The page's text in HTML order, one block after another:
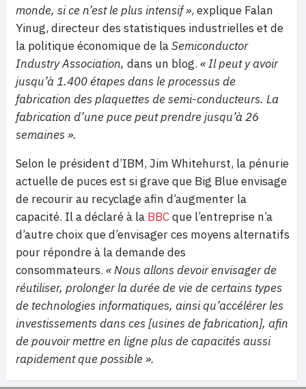
monde, si ce n’est le plus intensif », explique Falan
Yinug, directeur des statistiques industrielles et de
la politique économique de laSemiconductor
Industry Association, dans un blog. « Il peut y avoir
jusqu’à 1.400 étapes dans le processus de
fabrication des plaquettes de semi-conducteurs. La
fabrication d’une puce peut prendre jusqu’à 26
semaines ».
Selon le président d’IBM, Jim Whitehurst, la pénurie
actuelle de puces est si grave que Big Blue envisage
de recourir au recyclage afin d’augmenter la
capacité. Il a déclaré à la BBCque l’entreprise n’a
d’autre choix que d’envisager ces moyens alternatifs
pour répondre à la demande des
consommateurs. « Nous allons devoir envisager de
réutiliser, prolonger la durée de vie de certains types
de technologies informatiques, ainsi qu’accélérer les
investissements dans ces [usines de fabrication], afin
de pouvoir mettre en ligne plus de capacités aussi
rapidement que possible ».